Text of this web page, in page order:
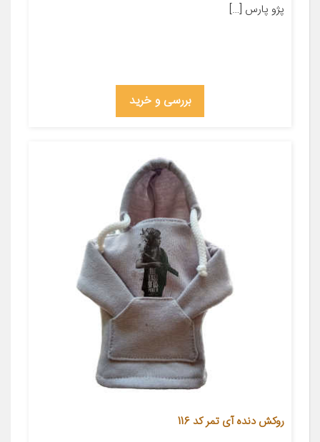
پژو پارس […]
بررسی و خرید
روکش دنده آی تمر کد 116